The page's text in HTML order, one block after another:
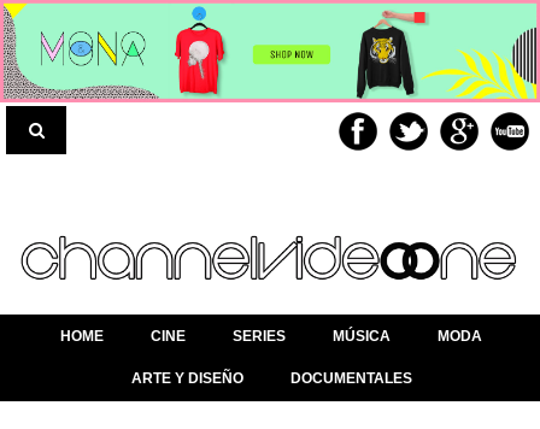
HOME CINE SERIES MÚSICA MODA
ARTE Y DISEÑO DOCUMENTALES